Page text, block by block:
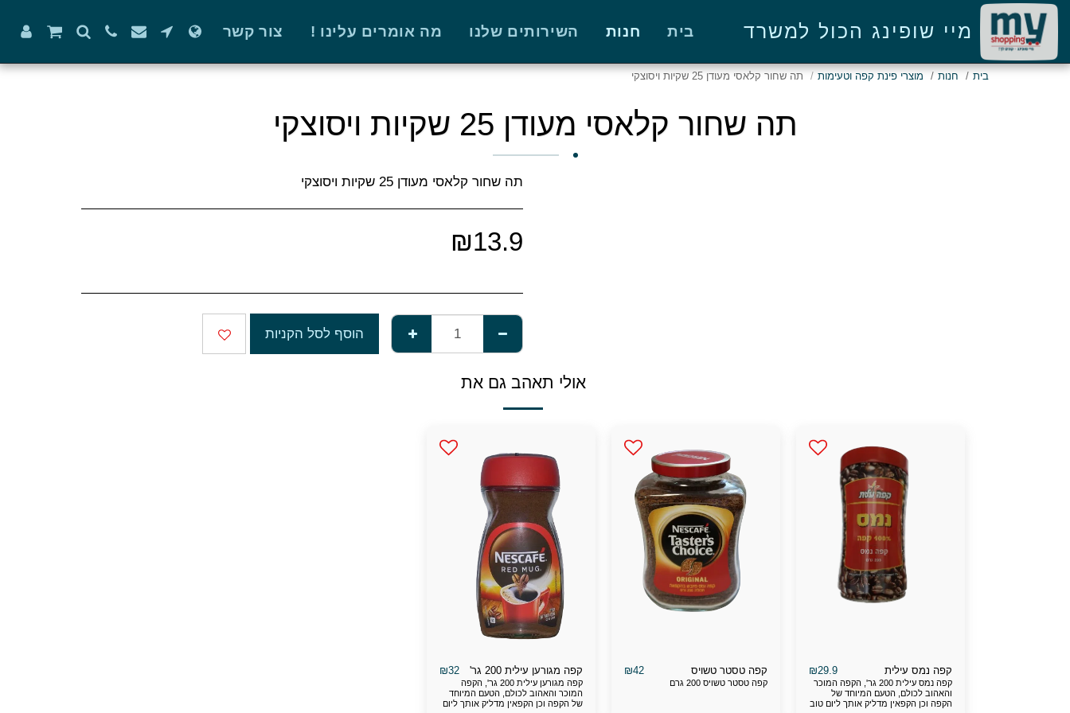
מיי שופינג הכול למשרד בית חנות השירותים שלנו מה אומרים עלינו ! צור קשר
בית חנות מוצרי פינת קפה וטעימות תה שחור קלאסי מעודן 25 שקיות ויסוצקי
תה שחור קלאסי מעודן 25 שקיות ויסוצקי
תה שחור קלאסי מעודן 25 שקיות ויסוצקי
₪13.9
הוסף לסל הקניות
אולי תאהב גם את
קפה נמס עילית ₪29.9
קפה נמס עילית 200 גר', הקפה המוכר
והאהוב לכולם, הטעם המיוחד של
הקפה וכן הקפאין מדליק אותך ליום טוב
קפה טסטר טשויס ₪42
קפה טסטר טשויס 200 גרם
קפה מגורען עילית 200 גר' ₪32
קפה מגורען עילית 200 גר', הקפה
המוכר והאהוב לכולם, הטעם המיוחד
של הקפה וכן הקפאין מדליק אותך ליום